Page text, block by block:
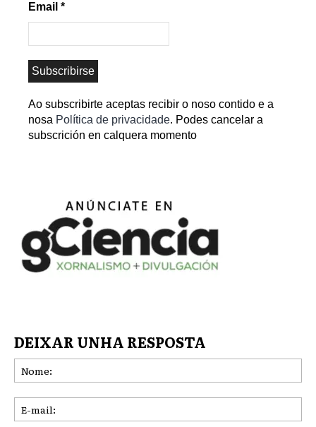
Email *
Ao subscribirte aceptas recibir o noso contido e a
nosa Política de privacidade. Podes cancelar a
subscrición en calquera momento
DEIXAR UNHA RESPOSTA